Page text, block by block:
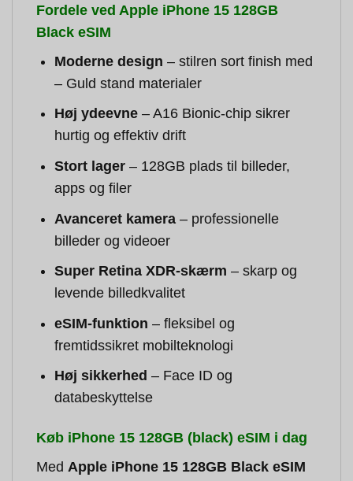
Fordele ved Apple iPhone 15 128GB
Black eSIM
Moderne design – stilren sort finish med
– Guld stand materialer
Høj ydeevne– A16 Bionic-chip sikrer
hurtig og effektiv drift
Stort lager– 128GB plads til billeder,
apps og filer
Avanceret kamera– professionelle
billeder og videoer
Super Retina XDR-skærm – skarp og
levende billedkvalitet
eSIM-funktion – fleksibel og
fremtidssikret mobilteknologi
Høj sikkerhed – Face ID og
databeskyttelse
Køb iPhone 15 128GB (black) eSIM i dag
Med Apple iPhone 15 128GB Black eSIM